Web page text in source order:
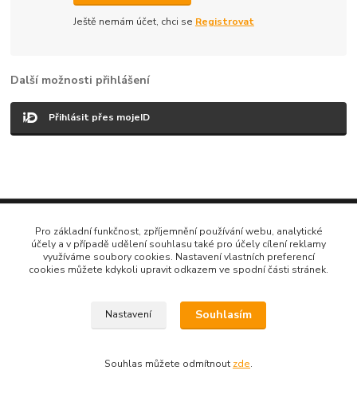
Ještě nemám účet, chci se Registrovat
Další možnosti přihlášení
Přihlásit přes mojeID
Pro základní funkčnost, zpříjemnění používání webu, analytické
účely a v případě udělení souhlasu také pro účely cílení reklamy
využíváme soubory cookies. Nastavení vlastních preferencí
cookies můžete kdykoli upravit odkazem ve spodní části stránek.
Nastavení Souhlasím
Souhlas můžete odmítnout zde.